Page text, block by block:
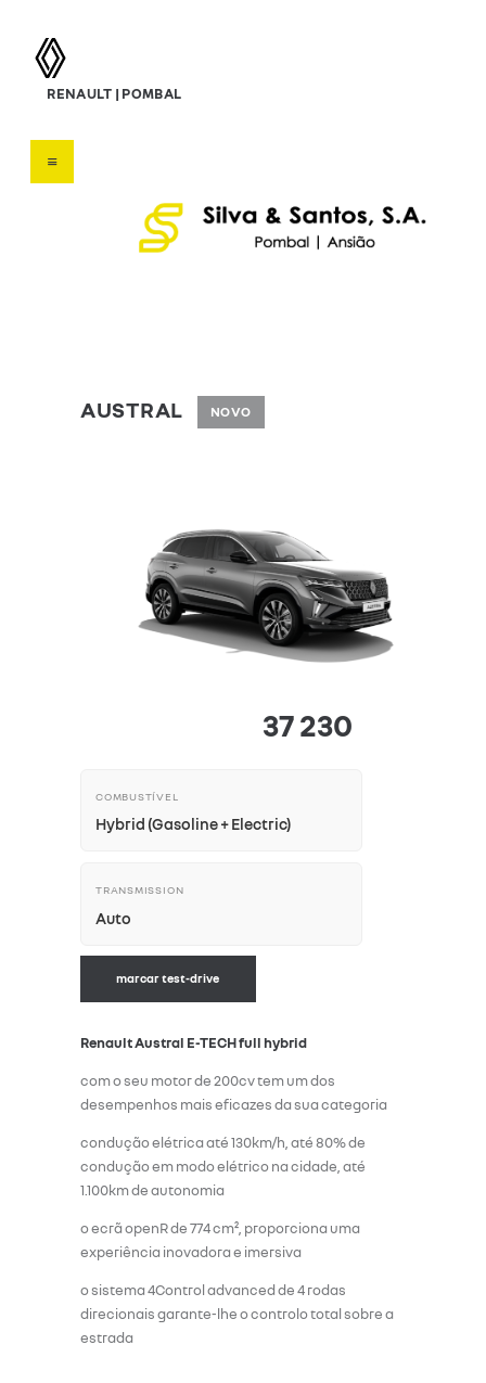
RENAULT | POMBALConcessionário Renault
HOME
AUSTRAL NOVO
37 230
COMBUSTÍVEL
Hybrid (Gasoline + Electric)
TRANSMISSION
Auto
marcar test-drive
Renault Austral E-TECH full hybrid
com o seu motor de 200cv tem um dos
desempenhos mais eficazes da sua categoria
condução elétrica até 130km/h, até 80% de
condução em modo elétrico na cidade, até
1.100km de autonomia
o ecrã openR de 774 cm², proporciona uma
experiência inovadora e imersiva
o sistema 4Control advanced de 4 rodas
direcionais garante-lhe o controlo total sobre a
estrada